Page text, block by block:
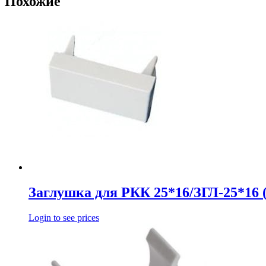
Заглушка для РКК 25*16/ЗГЛ-25*16
Login to see prices